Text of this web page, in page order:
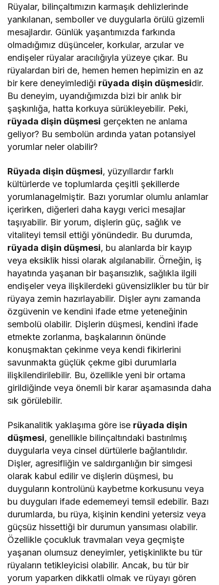
Rüyalar, bilinçaltımızın karmaşık dehlizlerinde
yankılanan, semboller ve duygularla örülü gizemli
mesajlardır. Günlük yaşantımızda farkında
olmadığımız düşünceler, korkular, arzular ve
endişeler rüyalar aracılığıyla yüzeye çıkar. Bu
rüyalardan biri de, hemen hemen hepimizin en az
bir kere deneyimlediği rüyada dişin düşmesidir.
Bu deneyim, uyandığımızda bizi bir anlık bir
şaşkınlığa, hatta korkuya sürükleyebilir. Peki,
rüyada dişin düşmesi gerçekten ne anlama
geliyor? Bu sembolün ardında yatan potansiyel
yorumlar neler olabilir?
Rüyada dişin düşmesi, yüzyıllardır farklı
kültürlerde ve toplumlarda çeşitli şekillerde
yorumlanagelmiştir. Bazı yorumlar olumlu anlamlar
içerirken, diğerleri daha kaygı verici mesajlar
taşıyabilir. Bir yorum, dişlerin güç, sağlık ve
vitaliteyi temsil ettiği yönündedir. Bu durumda,
rüyada dişin düşmesi, bu alanlarda bir kayıp
veya eksiklik hissi olarak algılanabilir. Örneğin, iş
hayatında yaşanan bir başarısızlık, sağlıkla ilgili
endişeler veya ilişkilerdeki güvensizlikler bu tür bir
rüyaya zemin hazırlayabilir. Dişler aynı zamanda
özgüvenin ve kendini ifade etme yeteneğinin
sembolü olabilir. Dişlerin düşmesi, kendini ifade
etmekte zorlanma, başkalarının önünde
konuşmaktan çekinme veya kendi fikirlerini
savunmakta güçlük çekme gibi durumlarla
ilişkilendirilebilir. Bu, özellikle yeni bir ortama
girildiğinde veya önemli bir karar aşamasında daha
sık görülebilir.
Psikanalitik yaklaşıma göre ise rüyada dişin
düşmesi, genellikle bilinçaltındaki bastırılmış
duygularla veya cinsel dürtülerle bağlantılıdır.
Dişler, agresifliğin ve saldırganlığın bir simgesi
olarak kabul edilir ve dişlerin düşmesi, bu
duyguların kontrolünü kaybetme korkusunu veya
bu duyguları ifade edememeyi temsil edebilir. Bazı
durumlarda, bu rüya, kişinin kendini yetersiz veya
güçsüz hissettiği bir durumun yansıması olabilir.
Özellikle çocukluk travmaları veya geçmişte
yaşanan olumsuz deneyimler, yetişkinlikte bu tür
rüyaların tetikleyicisi olabilir. Ancak, bu tür bir
yorum yaparken dikkatli olmak ve rüyayı gören